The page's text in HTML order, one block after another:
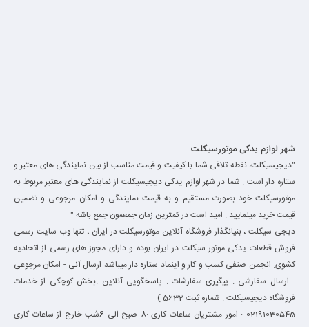
شهر لوازم یدکی موتورسیکلت
"دیجیسیکلت، نقطه تلاقی شما با کیفیت و قیمت مناسب از بین نمایندگی های معتبر و
ستاره دار است . شما در شهر لوازم یدکی دیجیسیکلت از نمایندگی های معتبر مربوط به
موتورسیکلت خود بصورت مستقیم و به قیمت نمایندگی و امکان مرجوعی و تضمین
قیمت خرید مینمایید . امید است در کمترین زمان جمعمون جمع باشه "
دیجی سیکلت ، بنیانگذار فروشگاه آنلاین موتورسیکلت در ایران ، تنها وب سایت رسمی
فروش قطعات یدکی موتور سیکلت در ایران بوده و دارای مجوز های رسمی از اتحادیه
کشوی. انجمن صنفی کسب و کار و اینماد ستاره دار میباشد ارسال آنی - امکان مرجوعی
- ارسال سفارشی . پیگیری سفارشات . پاسخگویی آنلاین .بخش کوچکی از خدمات
فروشگاه دیجیسیکلت . شماره ثبت 5632 )
02191030545 : امور مشتریان ساعات کاری :8 صبح الی 6شب خارج از ساعات کاری